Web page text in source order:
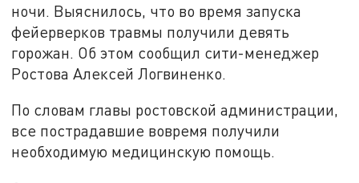
ночи. Выяснилось, что во время запуска
фейерверков травмы получили девять
горожан. Об этом сообщил сити-менеджер
Ростова Алексей Логвиненко.
По словам главы ростовской администрации,
все пострадавшие вовремя получили
необходимую медицинскую помощь.